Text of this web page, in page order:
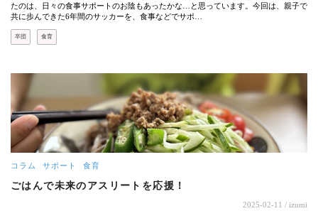
たのは、日々の食事サポートのお陰もあったかな…と思っています。今回は、親子で
共に歩んできた6年間のサッカーを、食事などでサポ…
卒団 食育
コラム サポート 食育
ごはんで未来のアスリートを応援！
2025-02-11 / izumi